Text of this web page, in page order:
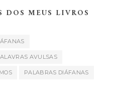
DOS MEUS LIVROS
AVULSAS
PALABRAS DIÁFANAS